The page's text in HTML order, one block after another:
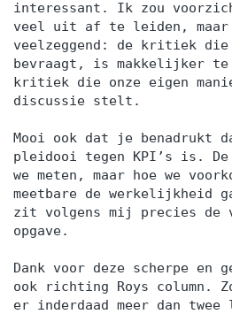
interessant. Ik zou
veel uit af te leiden,
veelzeggend: de kritiek die
bevraagt, is makkelijker te
kritiek die onze eigen
discussie stelt.
Mooi ook dat je benadrukt
pleidooi tegen KPI’s is.
we meten, maar hoe we
meetbare de werkelijkheid
zit volgens mij precies de
opgave.
Dank voor deze scherpe en
ook richting Roys column.
er inderdaad meer dan